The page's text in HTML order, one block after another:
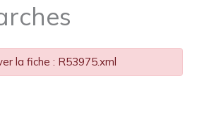
la fiche : R53975.xml